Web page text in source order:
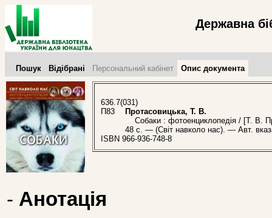
Державна
Пошук Відібрані Персональний кабінет Опис документа
636.7(031)
П83
Протасовицька, Т. В.
Собаки : фотоенциклопедія / [Т. В.
48 с. — (Світ навколо нас). — Авт.
ISBN 966-936-748-8
- Анотація